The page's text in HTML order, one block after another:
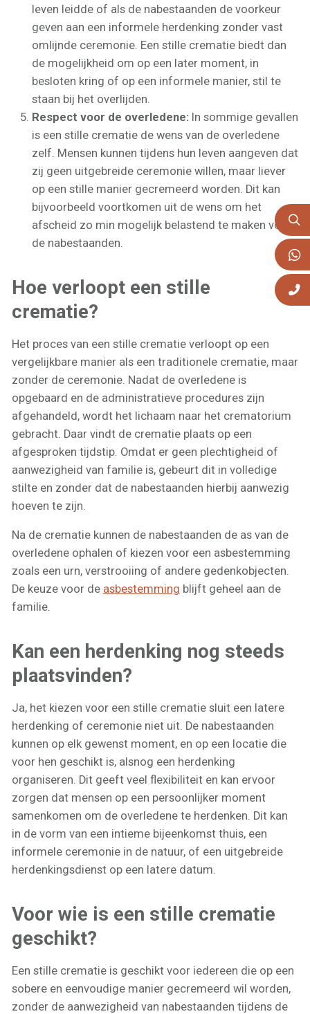
leven leidde of als de nabestaanden de voorkeur
geven aan een informele herdenking zonder vast
omlijnde ceremonie. Een stille crematie biedt dan
de mogelijkheid om op een later moment, in
besloten kring of op een informele manier, stil te
staan bij het overlijden.
Respect voor de overledene: In sommige gevallen
is een stille crematie de wens van de overledene
zelf. Mensen kunnen tijdens hun leven aangeven dat
zij geen uitgebreide ceremonie willen, maar liever
op een stille manier gecremeerd worden. Dit kan
bijvoorbeeld voortkomen uit de wens om het
afscheid zo min mogelijk belastend te maken voor
de nabestaanden.
Hoe verloopt een stille
crematie?
Het proces van een stille crematie verloopt op een
vergelijkbare manier als een traditionele crematie, maar
zonder de ceremonie. Nadat de overledene is
opgebaard en de administratieve procedures zijn
afgehandeld, wordt het lichaam naar het crematorium
gebracht. Daar vindt de crematie plaats op een
afgesproken tijdstip. Omdat er geen plechtigheid of
aanwezigheid van familie is, gebeurt dit in volledige
stilte en zonder dat de nabestaanden hierbij aanwezig
hoeven te zijn.
Na de crematie kunnen de nabestaanden de as van de
overledene ophalen of kiezen voor een asbestemming
zoals een urn, verstrooiing of andere gedenkobjecten.
De keuze voor de asbestemming blijft geheel aan de
familie.
Kan een herdenking nog steeds
plaatsvinden?
Ja, het kiezen voor een stille crematie sluit een latere
herdenking of ceremonie niet uit. De nabestaanden
kunnen op elk gewenst moment, en op een locatie die
voor hen geschikt is, alsnog een herdenking
organiseren. Dit geeft veel flexibiliteit en kan ervoor
zorgen dat mensen op een persoonlijker moment
samenkomen om de overledene te herdenken. Dit kan
in de vorm van een intieme bijeenkomst thuis, een
informele ceremonie in de natuur, of een uitgebreide
herdenkingsdienst op een latere datum.
Voor wie is een stille crematie
geschikt?
Een stille crematie is geschikt voor iedereen die op een
sobere en eenvoudige manier gecremeerd wil worden,
zonder de aanwezigheid van nabestaanden tijdens de